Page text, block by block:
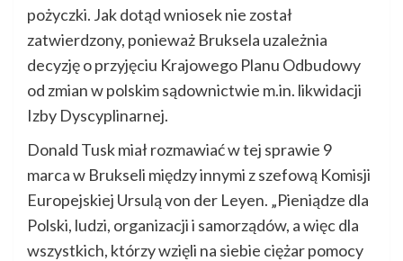
pożyczki. Jak dotąd wniosek nie został
zatwierdzony, ponieważ Bruksela uzależnia
decyzję o przyjęciu Krajowego Planu Odbudowy
od zmian w polskim sądownictwie m.in. likwidacji
Izby Dyscyplinarnej.
Donald Tusk miał rozmawiać w tej sprawie 9
marca w Brukseli między innymi z szefową Komisji
Europejskiej Ursulą von der Leyen. „Pieniądze dla
Polski, ludzi, organizacji i samorządów, a więc dla
wszystkich, którzy wzięli na siebie ciężar pomocy